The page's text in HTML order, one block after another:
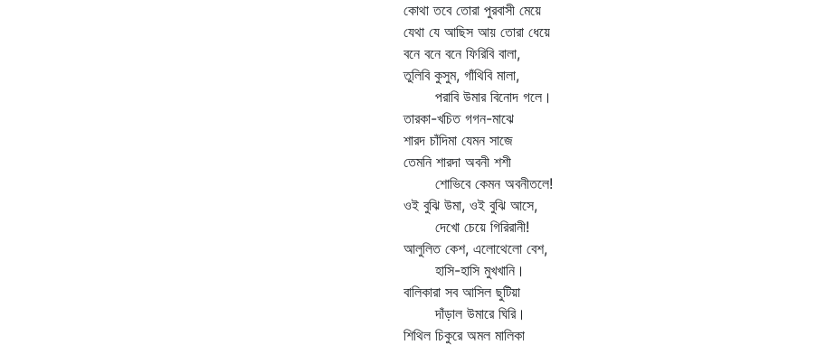
কোথা তবে তোরা পুরবাসী মেয়ে
যেথা যে আছিস আয় তোরা ধেয়ে
বনে বনে বনে ফিরিবি বালা,
তুলিবি কুসুম, গাঁথিবি মালা,
পরাবি উমার বিনোদ গলে।
তারকা-খচিত গগন-মাঝে
শারদ চাঁদিমা যেমন সাজে
তেমনি শারদা অবনী শশী
শোভিবে কেমন অবনীতলে!
ওই বুঝি উমা, ওই বুঝি আসে,
দেখো চেয়ে গিরিরানী!
আলুলিত কেশ, এলোথেলো বেশ,
হাসি-হাসি মুখখানি।
বালিকারা সব আসিল ছুটিয়া
দাঁড়াল উমারে ঘিরি।
শিথিল চিকুরে অমল মালিকা